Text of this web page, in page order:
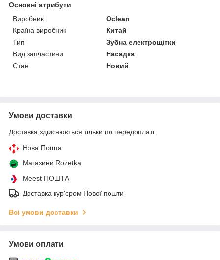
Основні атрибути
Виробник
Oclean
Країна виробник
Китай
Тип
Зубна електрощітки
Вид запчастини
Насадка
Стан
Новий
Умови доставки
Доставка здійснюється тільки по передоплаті.
Нова Пошта
Магазини Rozetka
Meest ПОШТА
Доставка кур'єром Нової пошти
Всі умови доставки
Умови оплати